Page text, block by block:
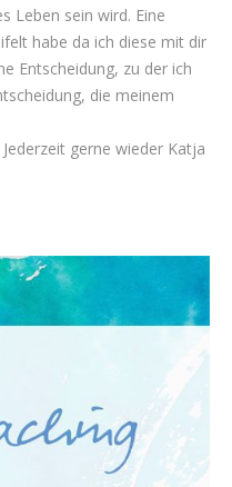
Leben sein wird. Eine
habe da ich diese mit dir
Entscheidung, zu der ich
die meinem
gerne wieder Katja